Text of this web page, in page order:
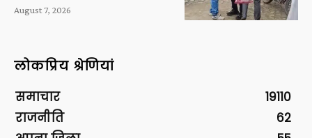
August 7, 2026
लोकप्रिय श्रेणियां
समाचार
19110
राजनीति
62